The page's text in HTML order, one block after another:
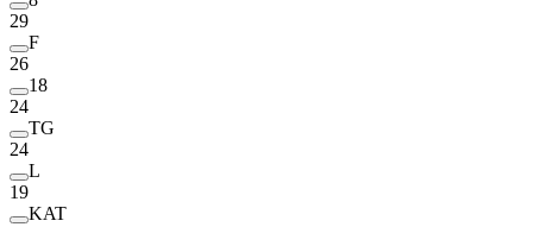
29
F
26
18
24
TG
24
L
19
KAT